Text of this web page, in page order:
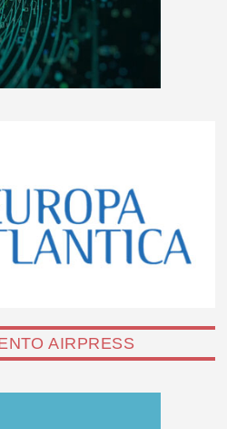
AIRPRESS